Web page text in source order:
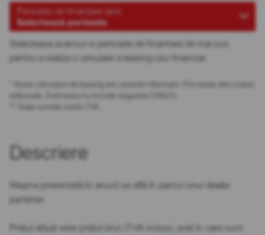
Perioada de finanțare (ani)
Selectează perioada
Selecteaza avansul si perioada de finantare de mai sus
pentru a realiza o simulare a leasing-ului financiar.
* Acest calculator de leasing are caracter informativ. Pot exista alte costuri
adiționale. Estimarea nu include asigurare CASCO.
** Toate sumele conțin TVA.
Descriere
Mașina prezentată în anunț se află în parcul unui dealer
partener.
Prețul afișat este prețul brut (TVA inclus), preț în care sunt